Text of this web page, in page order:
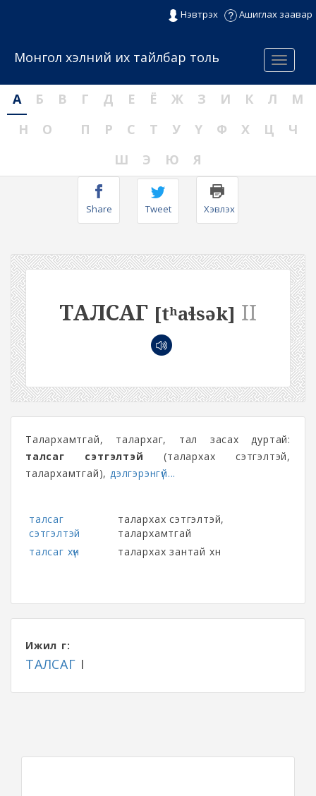
Нэвтрэх Ашиглах заавар
Menu
Монгол хэлний их тайлбар толь
А Б В Г Д Е Ё Ж З И К Л
М
Н
О П Р С Т У Ү Ф Х Ц
Ч
Ш
Э Ю Я
Share Tweet Хэвлэх
ТАЛСАГ [tʰaɬsək] II
Талархамтгай, талархаг, тал засах дуртай:
талсаг сэтгэлтэй (талархах сэтгэлтэй,
талархамтгай),дэлгэрэнгүй...
талсаг
сэтгэлтэй
талархах сэтгэлтэй,
талархамтгай
талсаг хүн
талархах зантай хүн
Ижил үг:
ТАЛСАГ I